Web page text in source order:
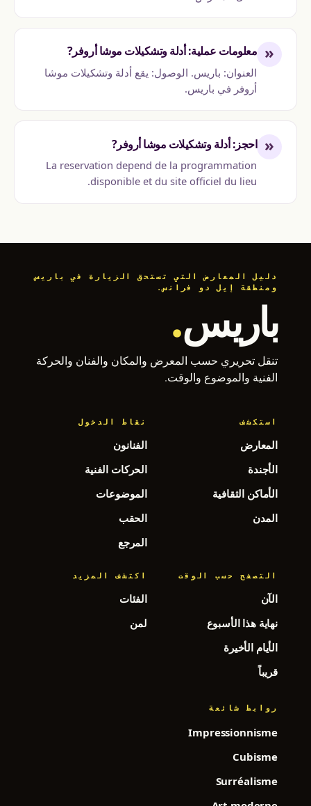
« معلومات عملية: أدلة وتشكيلات موشا أروفر?
العنوان: باريس. الوصول: يقع أدلة وتشكيلات موشا
أروفر في باريس.
« احجز: أدلة وتشكيلات موشا أروفر?
La reservation depend de la programmation
disponible et du site officiel du lieu.
دليل المعارض التي تستحق الزيارة في باريس
ومنطقة إيل دو فرانس.
باريس.
تنقل تحريري حسب المعرض والمكان والفنان والحركة
الفنية والموضوع والوقت.
استكشف
المعارض
الأجندة
الأماكن الثقافية
المدن
نقاط الدخول
الفنانون
الحركات الفنية
الموضوعات
الحقب
المرجع
التصفح حسب الوقت
الآن
نهاية هذا الأسبوع
الأيام الأخيرة
قريباً
اكتشف المزيد
الفئات
لمن
روابط شائعة
Impressionnisme
Cubisme
Surréalisme